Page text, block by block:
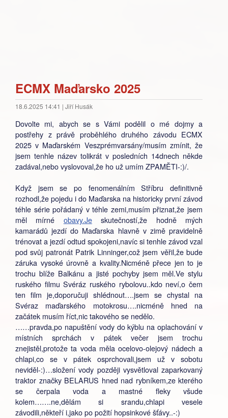
ECMX Maďarsko 2025
18.6.2025 14:41 | Jiří Husák
Dovolte mi, abych se s Vámi podělil o mé dojmy a
postřehy z právě proběhlého druhého závodu ECMX
2025 v Maďarském Veszprémvarsány/musím zmínit, že
jsem tenhle název tolikrát v posledních 14dnech někde
zadával,nebo vyslovoval,že ho už umím ZPAMĚTI-:)/.
Když jsem se po fenomenálním Stříbru definitivně
rozhodl,že pojedu i do Maďarska na historicky první závod
téhle série pořádaný v téhle zemi,musím přiznat,že jsem
měl mírné obavy.Jeskutečností,že hodně mých
kamarádů jezdí do Maďarska hlavně v zimě pravidelně
trénovat a jezdí odtud spokojeni,navíc si tenhle závod vzal
pod svůj patronát Patrik Linninger,což jsem věřil,že bude
záruka vysoké úrovně a kvality.Nicméně přece jen to je
trochu blíže Balkánu a jisté pochyby jsem měl.Ve stylu
ruského filmu Svéráz ruského rybolovu..kdo neví,o čem
ten film je,doporučuji shlédnout….jsem se chystal na
Svéraz maďarského motokrosu….nicméně hned na
začátek musím říct,nic takového se nedělo.
……pravda,po napuštění vody do kýblu na oplachování v
místních sprchách v pátek večer jsem trochu
znejistěl,protože ta voda měla ocelovo-olejový nádech a
chlapi,co se v pátek osprchovali,jsem už v sobotu
neviděl-:)…složení vody později vysvětloval zaparkovaný
traktor značky BELARUS hned nad rybníkem,ze kterého
se čerpala voda a mastné fleky všude
kolem…….ne,dělám si srandu,chlapi vesele
závodili,někteří i,jako po požití hopsinkové šťávy..-:)